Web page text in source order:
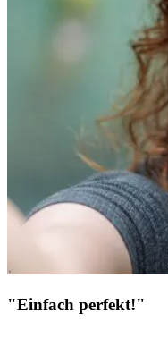
"Einfach perfekt!"